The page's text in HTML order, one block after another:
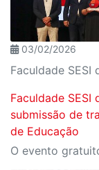
03/02/2026
Faculdade SESI
Faculdade SESI
submissão de
de Educação